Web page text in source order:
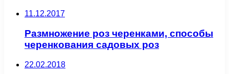
11.12.2017
Размножение роз черенками, способы
черенкования садовых роз
22.02.2018